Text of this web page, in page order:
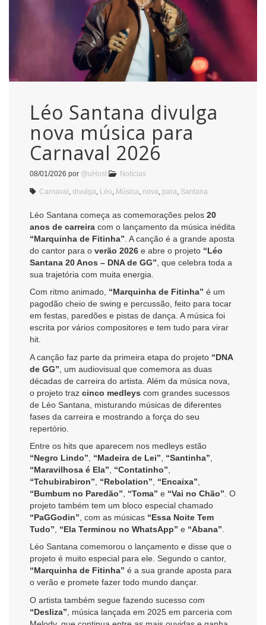
Léo Santana divulga
nova música para
Carnaval 2026
08/01/2026 por @uHost Notícias
Carnaval divulga Léo Música nova para Santana
Léo Santana começa as comemorações pelos 20
anos de carreira com o lançamento da música inédita
“Marquinha de Fitinha” . A canção é a grande aposta
do cantor para o verão 2026 e abre o projeto “Léo
Santana 20 Anos – DNA de GG” , que celebra toda a
sua trajetória com muita energia.
Com ritmo animado, “Marquinha de Fitinha” é um
pagodão cheio de swing e percussão, feito para tocar
em festas, paredões e pistas de dança. A música foi
escrita por vários compositores e tem tudo para virar
hit.
A canção faz parte da primeira etapa do projeto “DNA
de GG” , um audiovisual que comemora as duas
décadas de carreira do artista. Além da música nova,
o projeto traz cinco medleys com grandes sucessos
de Léo Santana, misturando músicas de diferentes
fases da carreira e mostrando a força do seu
repertório.
Entre os hits que aparecem nos medleys estão
“Negro Lindo”
“Madeira de Lei” “Santinha”
“Maravilhosa é Ela”
“Contatinho”
“Tchubirabiron”
“Rebolation” “Encaixa”
“Bumbum no Paredão”
“Toma” e “Vai no Chão” . O
projeto também tem um bloco especial chamado
“PaGGodin” , com as músicas “Essa Noite Tem
Tudo”
“Ela Terminou no WhatsApp” e “Abana”
Léo Santana comemorou o lançamento e disse que o
projeto é muito especial para ele. Segundo o cantor,
“Marquinha de Fitinha” é a sua grande aposta para
o verão e promete fazer todo mundo dançar.
O artista também segue fazendo sucesso com
“Desliza” , música lançada em 2025 em parceria com